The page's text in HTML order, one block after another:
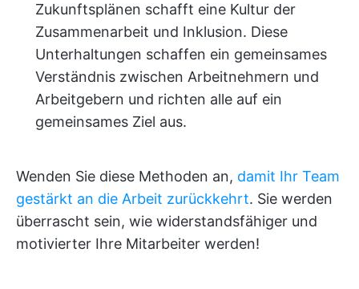
Zukunftsplänen schafft eine Kultur der
Zusammenarbeit und Inklusion. Diese
Unterhaltungen schaffen ein gemeinsames
Verständnis zwischen Arbeitnehmern und
Arbeitgebern und richten alle auf ein
gemeinsames Ziel aus.
Wenden Sie diese Methoden an, damit Ihr Team
gestärkt an die Arbeit zurückkehrt. Sie werden
überrascht sein, wie widerstandsfähiger und
motivierter Ihre Mitarbeiter werden!